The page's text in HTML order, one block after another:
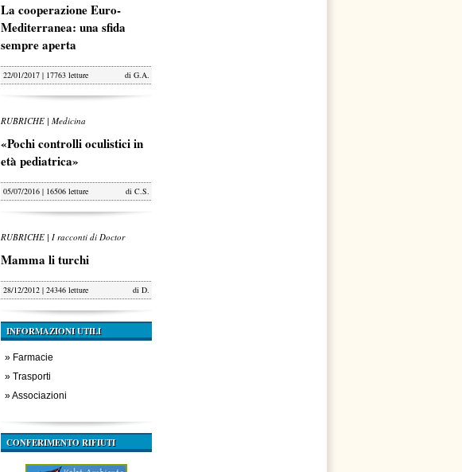
La cooperazione Euro-
Mediterranea: una sfida
sempre aperta
22/01/2017 | 17763 letture di G.A.
RUBRICHE | Medicina
«Pochi controlli oculistici in
età pediatrica»
05/07/2016 | 16506 letture di C.S.
RUBRICHE | I racconti di Doctor
Mamma li turchi
28/12/2012 | 24346 letture di D.
INFORMAZIONI UTILI
» Farmacie
» Trasporti
»Associazioni
CONFERIMENTO RIFIUTI